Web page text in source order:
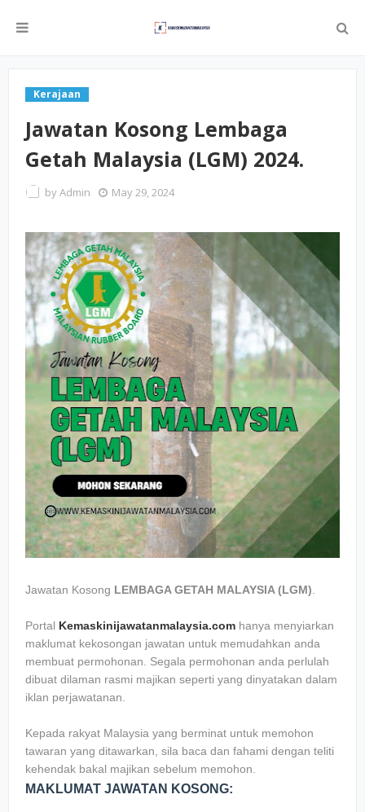
Kerajaan
Jawatan Kosong Lembaga
Getah Malaysia (LGM) 2024.
byAdmin May 29, 2024
Jawatan Kosong LEMBAGA GETAH MALAYSIA (LGM)
Portal Kemaskinijawatanmalaysia.com hanya menyiarkan
maklumat kekosongan jawatan untuk memudahkan anda
membuat permohonan. Segala permohonan anda perlulah
dibuat dilaman rasmi majikan seperti yang dinyatakan dalam
iklan perjawatanan.
Kepada rakyat Malaysia yang berminat untuk memohon
tawaran yang ditawarkan, sila baca dan fahami dengan teliti
kehendak bakal majikan sebelum memohon.
MAKLUMAT JAWATAN KOSONG: